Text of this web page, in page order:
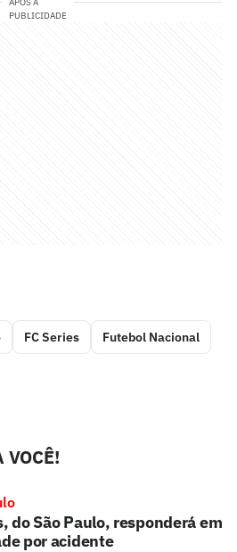
PUBLICIDADE
FC Series Futebol Nacional
VOCÊ!
do São Paulo, responderá em
por acidente